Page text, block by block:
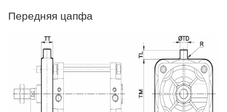
Передняя цапфа